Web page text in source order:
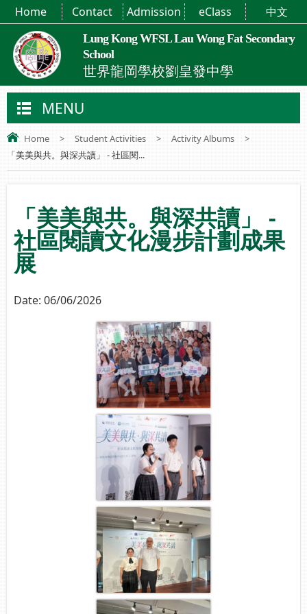
Lung Kong WFSL Lau Wong Fat Secondary
School
世界龍岡學校劉皇發中學
Home Contact Admission eClass 中文
MENU
Home > Student Activities > Activity Albums
>
「美美與共。與深共讀」 - 社區閱...
「美美與共。與深共讀」 -
社區閱讀文化漫步計劃成果
展
Date: 06/06/2026